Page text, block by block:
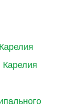
Карелия